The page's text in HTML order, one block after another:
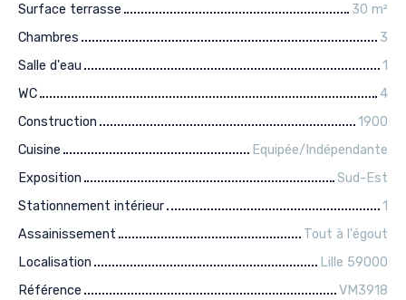
Surface terrasse
30 m²
Chambres
3
Salle d'eau
1
WC
4
Construction
1900
Cuisine
Equipée/Indépendante
Exposition
Sud-Est
Stationnement intérieur
1
Assainissement
Tout à l'égout
Localisation
Lille 59000
Référence
VM3918